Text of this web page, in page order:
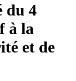
du 4
à la
et de